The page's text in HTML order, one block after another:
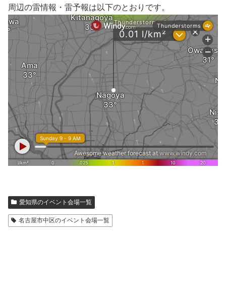
周辺の雷情報・雷予報は以下のとおりです。
愛知県のイベント会場一覧
名古屋市中区のイベント会場一覧